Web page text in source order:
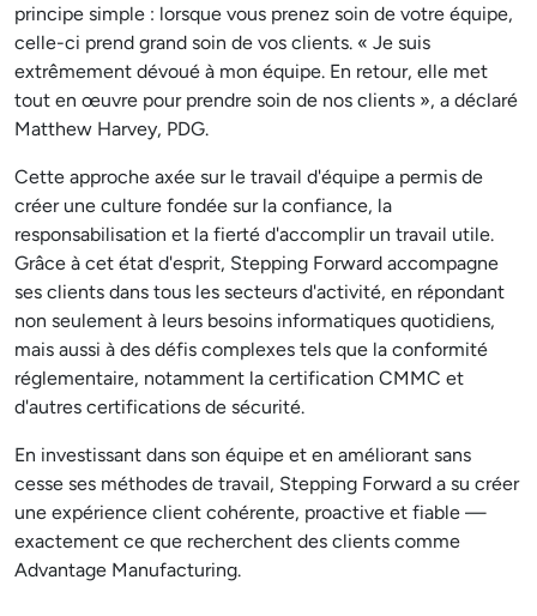
principe simple : lorsque vous prenez soin de votre équipe,
celle-ci prend grand soin de vos clients. « Je suis
extrêmement dévoué à mon équipe. En retour, elle met
tout en œuvre pour prendre soin de nos clients », a déclaré
Matthew Harvey, PDG.
Cette approche axée sur le travail d'équipe a permis de
créer une culture fondée sur la confiance, la
responsabilisation et la fierté d'accomplir un travail utile.
Grâce à cet état d'esprit, Stepping Forward accompagne
ses clients dans tous les secteurs d'activité, en répondant
non seulement à leurs besoins informatiques quotidiens,
mais aussi à des défis complexes tels que la conformité
réglementaire, notamment la certification CMMC et
d'autres certifications de sécurité.
En investissant dans son équipe et en améliorant sans
cesse ses méthodes de travail, Stepping Forward a su créer
une expérience client cohérente, proactive et fiable —
exactement ce que recherchent des clients comme
Advantage Manufacturing.